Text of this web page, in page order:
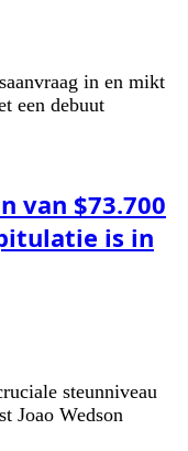
in en mikt
een debuut
van $73.700
is in
steunniveau
Joao Wedson